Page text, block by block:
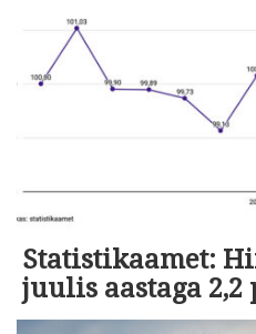
Statistikaamet:
juulis aastaga 2,2